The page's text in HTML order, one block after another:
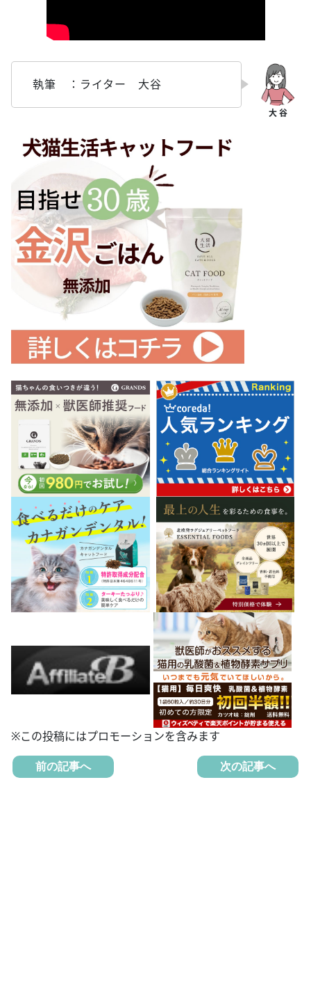
執筆 ：ライター 大谷
※この投稿にはプロモーションを含みます
前の記事へ 次の記事へ